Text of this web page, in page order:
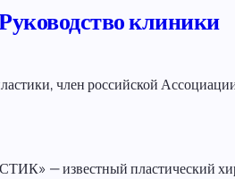
клиники
член российской
— известный пластический